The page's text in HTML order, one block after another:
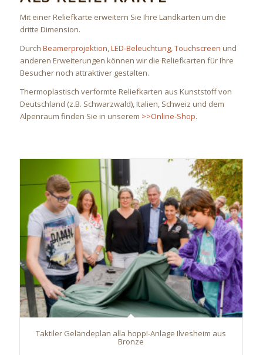
Mit einer Reliefkarte erweitern Sie Ihre Landkarten um die
dritte Dimension.
Durch Beamerprojektion,LED-Beleuchtung,Touchscreen und
anderen Erweiterungen können wir die Reliefkarten für Ihre
Besucher noch attraktiver gestalten.
Thermoplastisch verformte Reliefkarten aus Kunststoff von
Deutschland (z.B. Schwarzwald), Italien, Schweiz und dem
Alpenraum finden Sie in unserem >>Online-Shop.
Taktiler Geländeplan alla hopp!-Anlage Ilvesheim aus
Bronze